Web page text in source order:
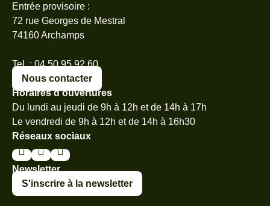
Entrée provisoire :
72 rue Georges de Mestral
74160 Archamps
Tel. : 04 50 95 92 60
Nous contacter
Horaires d’ouvertures
Du lundi au jeudi de 9h à 12h et de 14h à 17h
Le vendredi de 9h à 12h et de 14h à 16h30
Réseaux sociaux
Newsletter
S'inscrire à la newsletter